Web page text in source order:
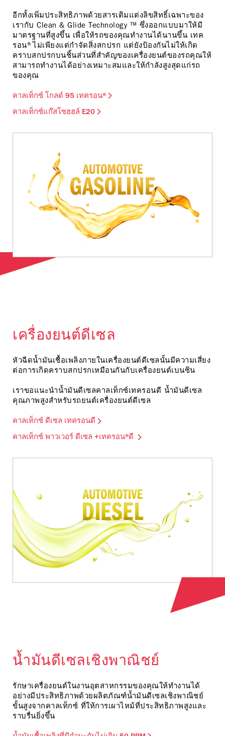
อีกทั้งเพิ่มประสิทธิภาพด้วยสารเติมแต่งลิขสิทธิ์เฉพาะของ
เรากับ Clean & Glide Technology ™ ซึ่งออกแบบมาให้มี
มาตรฐานที่สูงขึ้น เพื่อให้รถของคุณทำงานได้นานขึ้น เทค
รอน®ไม่เพียงแต่กำจัดสิ่งสกปรก แต่ยังป้องกันไม่ให้เกิด
คราบสกปรกบนชิ้นส่วนที่สำคัญของเครื่องยนต์ของรถคุณให้
สามารถทำงานได้อย่างเหมาะสมและให้กำลังสูงสุดแก่รถ
ของคุณ
คาลเท็กซ์ โกลด์ 95 เทครอน®
คาลเท็กซ์แก๊สโซฮฮล์ E20
เครื่องยนต์ดีเซล
หัวฉีดน้ำมันเชื้อเพลิงภายในเครื่องยนต์ดีเซลนั้นมีความเสี่ยง
ต่อการเกิดคราบสกปรกเหมือนกันกับเครื่องยนต์เบนซิน
เราขอแนะนำน้ำมันดีเซลคาลเท็กซ์เทครอนดี น้ำมันดีเซล
คุณภาพสูงสำหรับรถยนต์เครื่องยนต์ดีเซล
คาลเท็กซ์ ดีเซล เทครอนดี
คาลเท็กซ์ พาวเวอร์ ดีเซล +เทครอน®ดี
น้ำมันดีเซลเชิงพาณิชย์
รักษาเครื่องยนต์ในงานอุตสาหกรรมของคุณให้ทำงานได้
อย่างมีประสิทธิภาพด้วยผลิตภัณฑ์น้ำมันดีเซลเชิงพาณิชย์
ขั้นสูงจากคาลเท็กซ์ ที่ให้การเผาไหม้ที่ประสิทธิภาพสูงและ
ราบรื่นยิ่งขึ้น